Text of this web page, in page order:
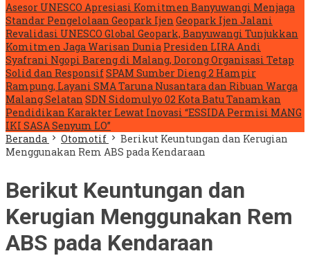
Asesor UNESCO Apresiasi Komitmen Banyuwangi Menjaga
Standar Pengelolaan Geopark Ijen Geopark Ijen Jalani
Revalidasi UNESCO Global Geopark, Banyuwangi Tunjukkan
Komitmen Jaga Warisan Dunia Presiden LIRA Andi
Syafrani Ngopi Bareng di Malang, Dorong Organisasi Tetap
Solid dan ResponsifSPAM Sumber Dieng 2 Hampir
Rampung, Layani SMA Taruna Nusantara dan Ribuan Warga
Malang Selatan SDN Sidomulyo 02 Kota Batu Tanamkan
Pendidikan Karakter Lewat Inovasi “ESSIDA Permisi MANG
IKI SASA Senyum LO”
Beranda
Otomotif
Berikut Keuntungan dan Kerugian
Menggunakan Rem ABS pada Kendaraan
Berikut Keuntungan dan
Kerugian Menggunakan Rem
ABS pada Kendaraan